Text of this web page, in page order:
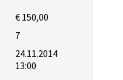
€ 150,00
7
24.11.2014
13:00